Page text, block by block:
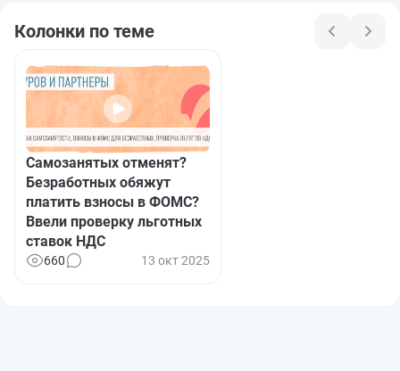
Колонки по теме
Самозанятых отменят?
Безработных обяжут
платить взносы в ФОМС?
Ввели проверку льготных
ставок НДС
660 13 окт 2025